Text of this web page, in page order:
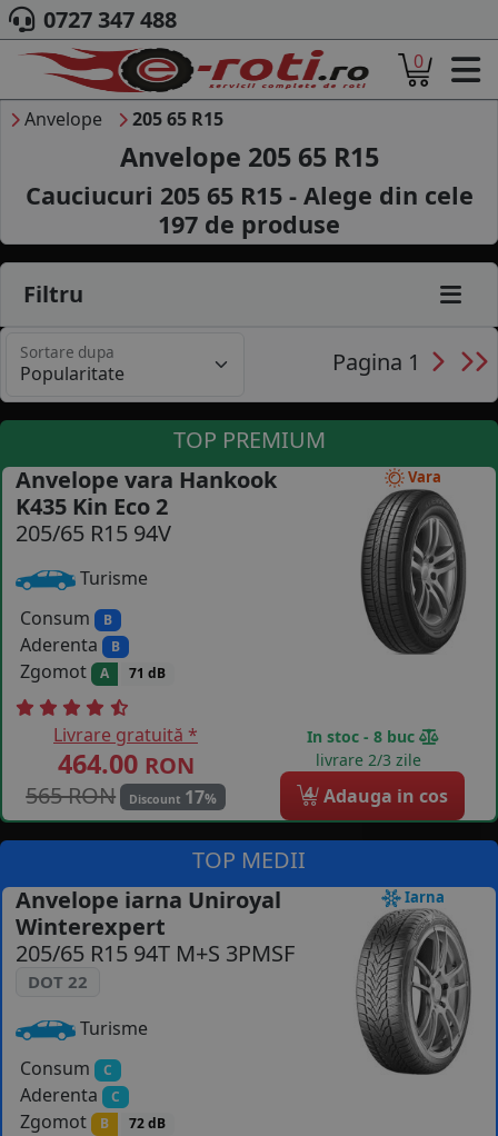
ACASA
DESPRE NOI
ANVELOPE
AUTO
CAMION
MOTO
AGROINDUSTRIALE
MARCA AUTO
B2B - COLABORARE COMPANII
CONTACT
COS (
0727 347 488
0
Anvelope 205 65 R15
Anvelope 205 65 R15
Cauciucuri 205 65 R15 - Alege din cele
197 de produse
Filtru
Sortare dupa Pagina 1
TOP PREMIUM
Vara
Anvelope vara Hankook
K435 Kin Eco 2
205/65 R15 94V
Turisme
Consum
B
Aderenta B
Zgomot A 71 dB
Livrare gratuită *
464.00 RON
565 RON
Discount 17%
In stoc - 8 buc
livrare 2/3 zile
4 Adauga in cos
TOP MEDII
Iarna
Anvelope iarna Uniroyal
Winterexpert
205/65 R15 94T M+S 3PMSF
DOT 22
Turisme
Consum
C
Aderenta C
Zgomot B 72 dB